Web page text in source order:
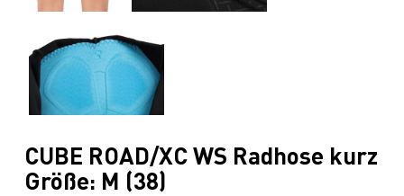
CUBE ROAD/XC WS Radhose kurz
Größe: M (38)